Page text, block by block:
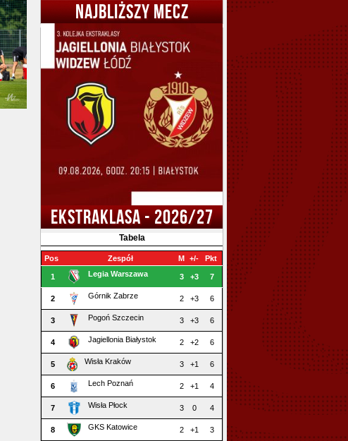
NAJBLIŻSZY MECZ
EKSTRAKLASA - 2026/27
Tabela
Pos Zespół M +/- Pkt
1 Legia Warszawa 3 +3 7
2 Górnik Zabrze 2 +3 6
3 Pogoń Szczecin 3 +3 6
4 Jagiellonia Białystok 2 +2 6
5 Wisła Kraków 3 +1 6
6 Lech Poznań 2 +1 4
7 Wisła Płock 3 0 4
8 GKS Katowice 2 +1 3